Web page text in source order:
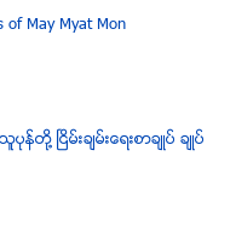
May Myat Mon
တို႔ ၿငိမ္းခ်မ္းေရးစာခ်ဳပ္ ခ်ဳပ္